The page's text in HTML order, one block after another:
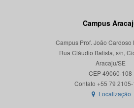
Campus
Campus Prof. João Cardoso
Rua Cláudio Batista, s/n,
Aracaju/SE
CEP 49060-108
Localização